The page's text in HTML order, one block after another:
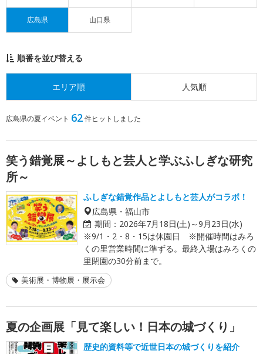
広島県 山口県
順番を並び替える
エリア順 人気順
広島県の夏イベント 62件ヒットしました
笑う錯覚展～よしもと芸人と学ぶふしぎな研究
所～
ふしぎな錯覚作品とよしもと芸人がコラボ！
広島県・福山市
期間： 2026年7月18日(土)～9月23日(水)
※9/1・2・8・15は休園日 ※開催時間はみろ
くの里営業時間に準ずる。最終入場はみろくの
里閉園の30分前まで。
美術展・博物展・展示会
夏の企画展「見て楽しい！日本の城づくり」
歴史的資料等で近世日本の城づくりを紹介